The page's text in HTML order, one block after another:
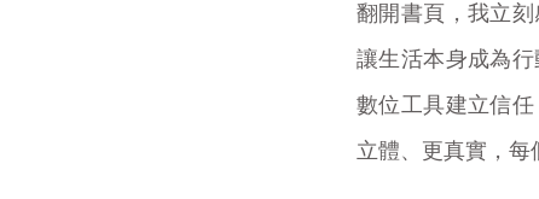
翻開書頁，我立
讓生活本身成為
數位工具建立信
立體、更真實，每